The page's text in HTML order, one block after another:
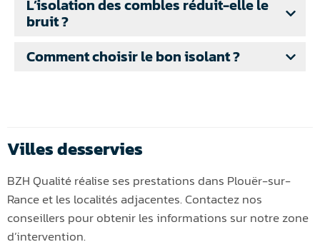
L’isolation des combles réduit-elle le
bruit ?
Comment choisir le bon isolant ?
Villes desservies
BZH Qualité réalise ses prestations dans Plouër-sur-
Rance et les localités adjacentes. Contactez nos
conseillers pour obtenir les informations sur notre zone
d’intervention.